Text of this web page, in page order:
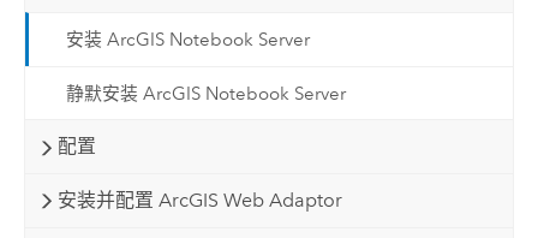
安装 ArcGIS Notebook Server
静默安装 ArcGIS Notebook Server
配置
安装并配置 ArcGIS Web Adaptor